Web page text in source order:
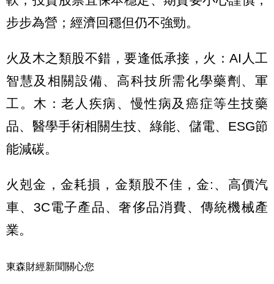
步步為營；經濟回穩但仍不強勁。
火及木之類股不錯，要逢低承接，火：AI人工
智慧及相關設備、高科技所需化學藥劑、軍
工。木：老人疾病、慢性病及癌症等生技藥
品、醫學手術相關生技、綠能、儲電、ESG節
能減碳。
火剋金，金耗損，金類股不佳，金:、高價汽
車、3C電子產品、奢侈品消費、傳統機械產
業。
東森財經新聞關心您